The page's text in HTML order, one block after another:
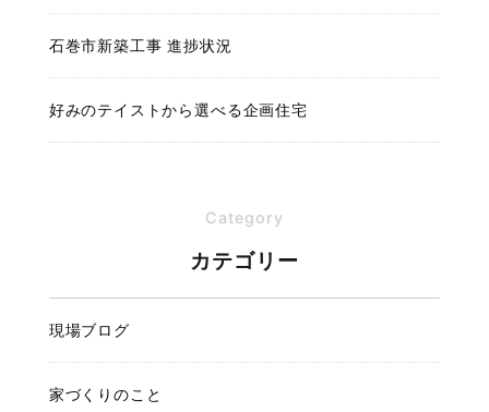
石巻市新築工事 進捗状況
好みのテイストから選べる企画住宅
Category
カテゴリー
現場ブログ
家づくりのこと